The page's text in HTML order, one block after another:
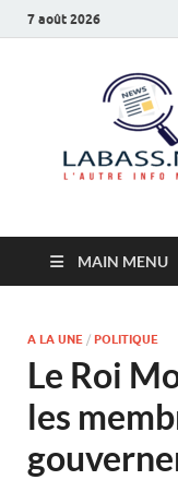
7 août 2026
MAIN MENU
A LA UNE / POLITIQUE
Le Roi
les